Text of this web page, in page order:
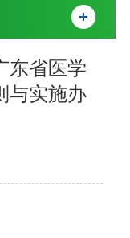
东省医学
与实施办